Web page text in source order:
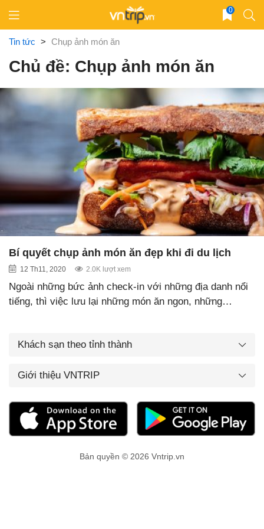
content
0
Tin tức > Chụp ảnh món ăn
Chủ đề: Chụp ảnh món ăn
Bí quyết chụp ảnh món ăn đẹp khi đi du lịch
12 Th11, 2020 2.0K lượt xem
Ngoài những bức ảnh check-in với những địa danh nổi
tiếng, thì việc lưu lại những món ăn ngon, những…
Khách sạn theo tỉnh thành
Giới thiệu VNTRIP
Bản quyền © 2026 Vntrip.vn